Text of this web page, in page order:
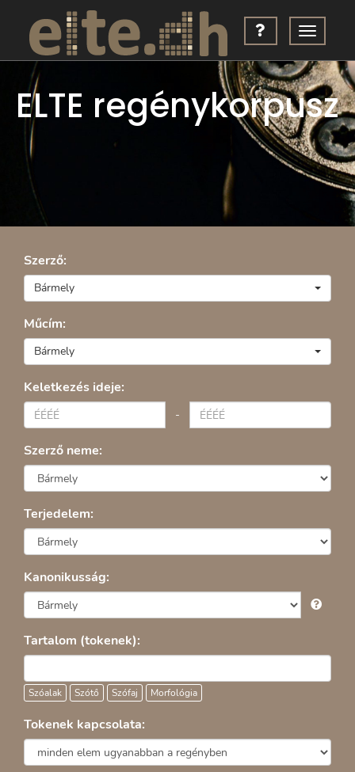
ELTE regénykorpusz
Szerző:
Bármely
Műcím:
Bármely
Keletkezés ideje:
-
Szerző neme:
Terjedelem:
Kanonikusság:
Tartalom (tokenek):
Szóalak Szótő Szófaj Morfológia
Tokenek kapcsolata: